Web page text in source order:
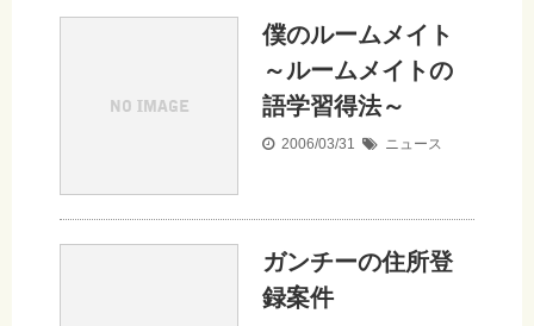
僕のルームメイト
～ルームメイトの
語学習得法～
2006/03/31 ニュース
ガンチーの住所登
録案件